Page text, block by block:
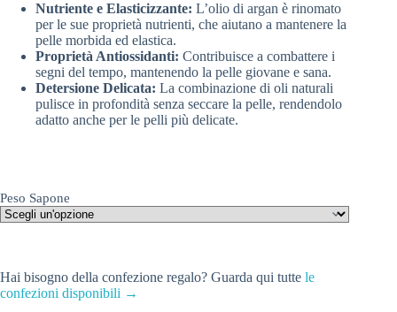
Nutriente e Elasticizzante: L’olio di argan è rinomato
per le sue proprietà nutrienti, che aiutano a mantenere la
pelle morbida ed elastica.
Proprietà Antiossidanti: Contribuisce a combattere i
segni del tempo, mantenendo la pelle giovane e sana.
Detersione Delicata: La combinazione di oli naturali
pulisce in profondità senza seccare la pelle, rendendolo
adatto anche per le pelli più delicate.
Peso Sapone
Hai bisogno della confezione regalo? Guarda qui tutte le
confezioni disponibili →